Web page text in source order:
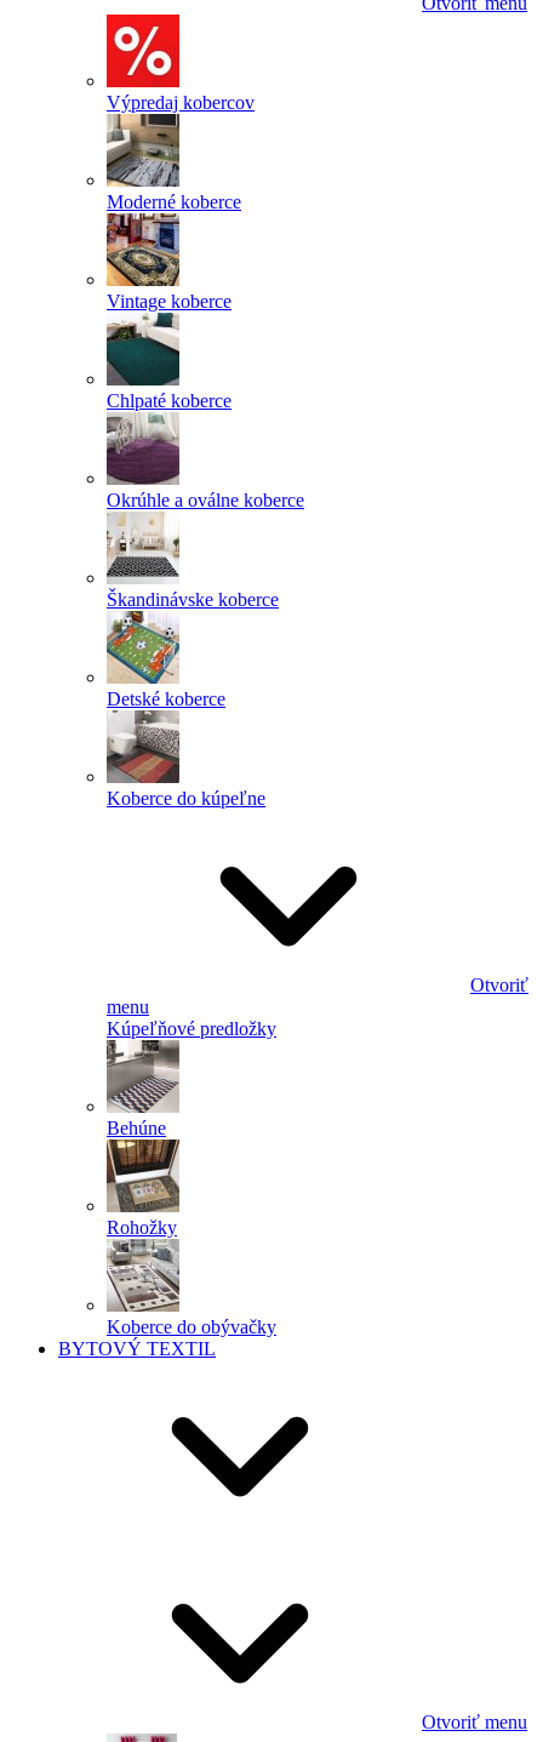
Výpredaj kobercov
Moderné koberce
Vintage koberce
Chlpaté koberce
Okrúhle a oválne koberce
Škandinávske koberce
Detské koberce
Koberce do kúpeľne
Otvoriť
menu
Kúpeľňové predložky
Behúne
Rohožky
Koberce do obývačky
BYTOVÝ TEXTIL
Otvoriť menu